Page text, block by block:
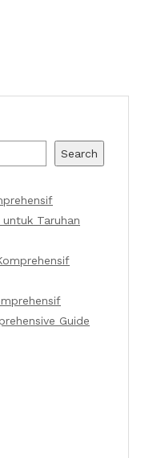
Search
Taruhan
Guide